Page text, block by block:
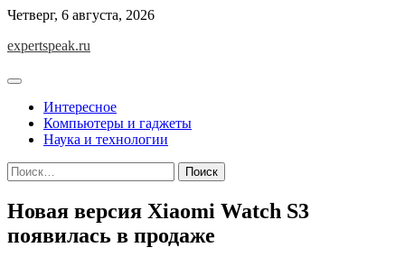
Skip
content
Четверг, 6 августа, 2026
expertspeak.ru
Интересное
Компьютеры и гаджеты
Наука и технологии
Найти:
Новая версия Xiaomi Watch S3
появилась в продаже